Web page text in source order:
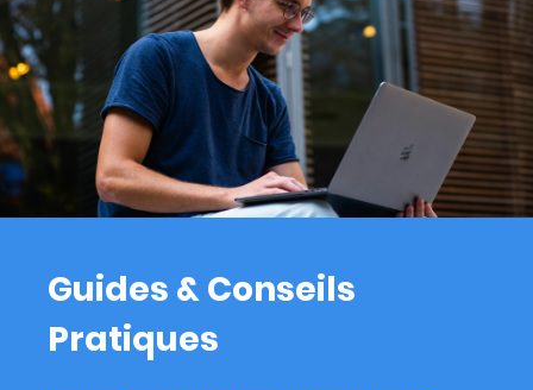
Guides & Conseils
Pratiques